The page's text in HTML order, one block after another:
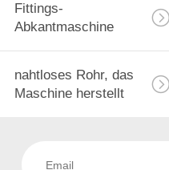
Fittings-
Abkantmaschine
nahtloses Rohr, das
Maschine herstellt